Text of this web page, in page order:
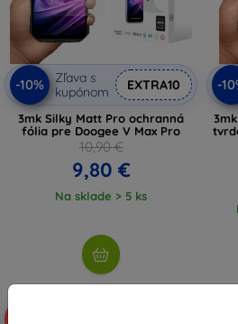
-10%
Zľava s
kupónom
EXTRA10
3mk Silky Matt Pro ochranná
fólia pre Doogee V Max Pro
10,90 €
9,80 €
Na sklade > 5 ks
-